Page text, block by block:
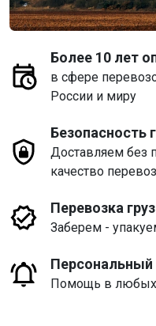
Более 10 лет
в сфере
России и миру
Безопасность
Доставляем без
качество
Перевозка
Заберем -
Помощь в любых